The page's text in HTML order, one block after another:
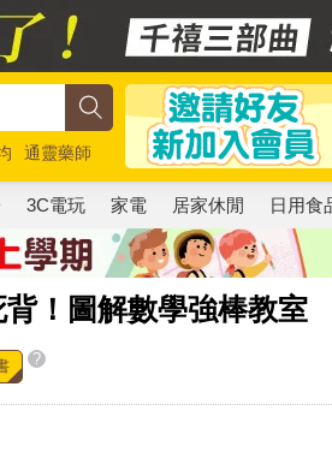
通靈藥師
3C電玩 家電 居家休閒 日用食
背！圖解數學強棒教室
?